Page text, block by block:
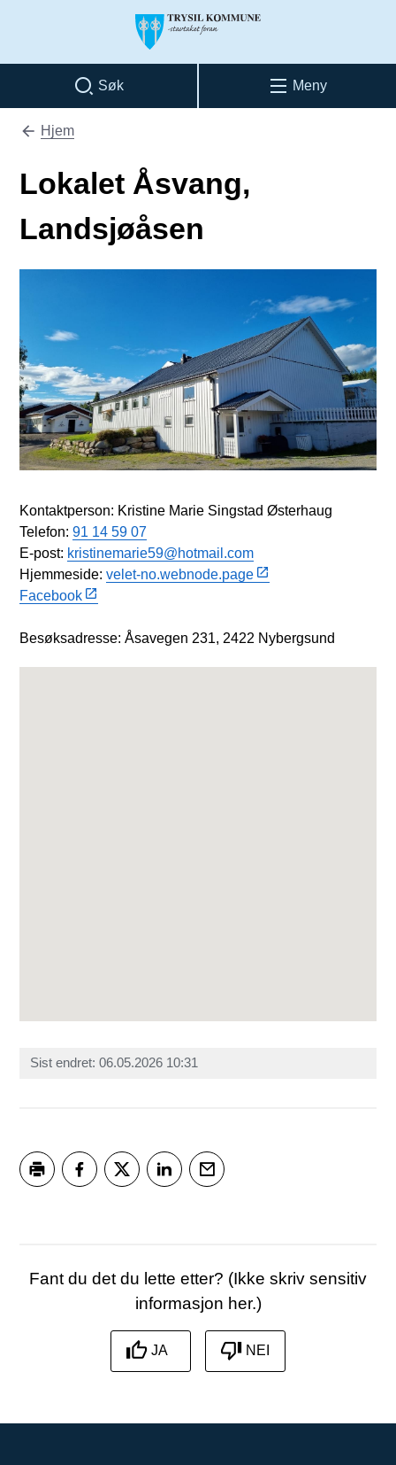
Trysil kommune
Søk Meny
Du er her:
Hjem
Lokalet Åsvang,
Landsjøåsen
Kontaktperson: Kristine Marie Singstad Østerhaug
Telefon:91 14 59 07
E-post: kristinemarie59@hotmail.com
Hjemmeside:velet-no.webnode.page
Facebook
Besøksadresse: Åsavegen 231, 2422 Nybergsund
Sist endret 06.05.2026 10:31
Fant du det du lette etter? (Ikke skriv sensitiv
informasjon her.)
JA NEI